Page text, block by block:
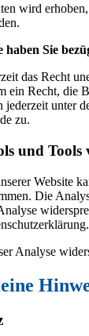
wird
haben Sie
das Recht
ein Recht, die
jederzeit unter
zu.
und
Website
Die
Analyse